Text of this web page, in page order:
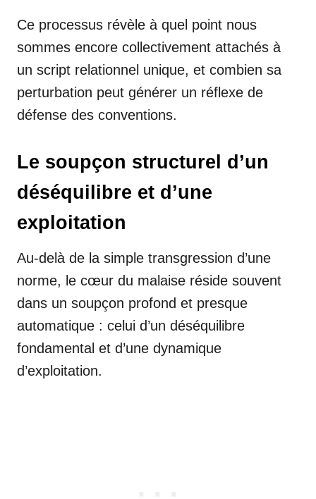
Ce processus révèle à quel point nous
sommes encore collectivement attachés à
un script relationnel unique, et combien sa
perturbation peut générer un réflexe de
défense des conventions.
Le soupçon structurel d’un
déséquilibre et d’une
exploitation
Au-delà de la simple transgression d’une
norme, le cœur du malaise réside souvent
dans un soupçon profond et presque
automatique : celui d’un déséquilibre
fondamental et d’une dynamique
d’exploitation.